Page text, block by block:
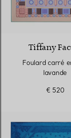
Tiffany
Foulard carré
lavande
€ 520